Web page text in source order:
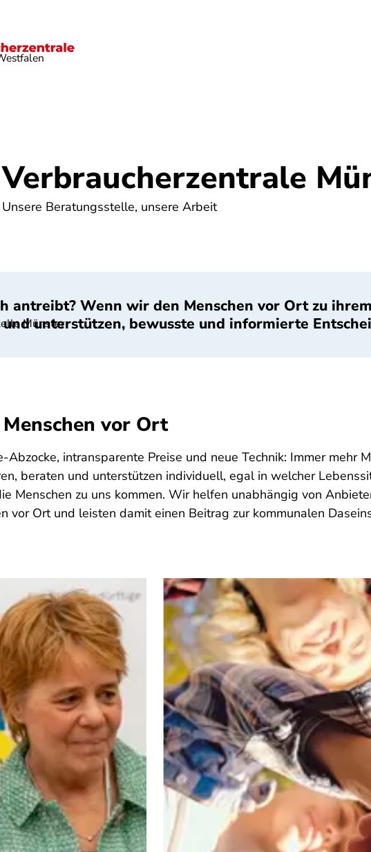
Lebensmittel
Verbraucherzentrale
Unsere Beratungsstelle, unsere Arbeit
antreibt? Wenn wir den Menschen vor Ort zu
unterstützen, bewusste und informierte
Münster
vor Ort
Abzocke, intransparente Preise und neue Technik: Immer mehr
beraten und unterstützen individuell, egal in welcher
Menschen zu uns kommen. Wir helfen unabhängig von
vor Ort und leisten damit einen Beitrag zur kommunalen